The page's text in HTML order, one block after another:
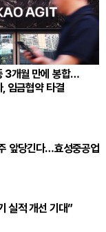
3개월 만에 봉합…
임금협약 타결
앞당긴다…효성중공업
실적 개선 기대”